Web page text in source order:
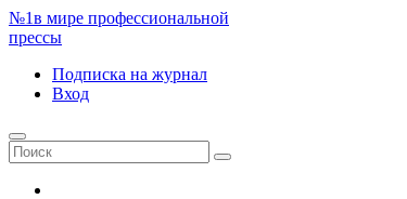
№1в мире профессиональной
прессы
Подписка на журнал
Вход